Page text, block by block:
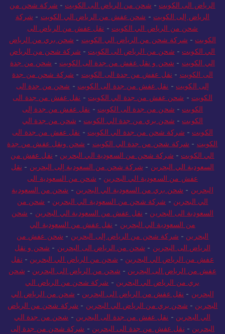
الرياض الى الكويت - شحن من الرياض الى الكويت - شركة شحن من
الرياض إلى الكويت - شحن عفش من الرياض الي الكويت - شركة
شحن من الرياض الي الكويت - نقل عفش من الرياض الى
الكويت - شركة شحن من الرياض الي الكويت - شحن بري من الرياض
الي الكويت - شحن من الرياض الى الكويت - شركة شحن من الرياض
الي الكويت - شحن و نقل عفش من جدة الى الكويت - شحن من جدة
الى الكويت - نقل عفش من جدة الى الكويت - شركة شحن من جدة
إلى الكويت - نقل عفش من جدة الى الكويت - شحن من جدة الى
الكويت - شحن عفش من جدة الي الكويت - نقل عفش من جدة الى
الكويت - شحن من جدة الى الكويت - نقل عفش من جدة إلى
الكويت - شحن بري من جدة الي الكويت - شحن من جدة الي
الكويت - شركة شحن من جدة الي الكويت - نقل عفش من جدة الى
الكويت - شركة شحن من جدة الي الكويت - شحن ونقل عفش من جدة
الي الكويت - شركة شحن من السعودية الي البحرين - نقل عفش من
السعودية الي البحرين - شركة شحن من السعودية إلى البحرين - نقل
عفش من السعودية الي البحرين - شحن من السعودية الى
البحرين - شحن بري من السعودية الي البحرين - شحن من السعودية
الي البحرين - شركة شحن من السعودية الي البحرين - شحن من
السعودية الى البحرين - نقل عفش من السعودية الي البحرين - شحن
من السعودية الي البحرين - نقل عفش من السعودية الي
البحرين - شركة شحن من الرياض إلى البحرين - شحن عفش من
الرياض الى البحرين - شحن من الرياض الى البحرين - شحن و نقل
عفش من الرياض الي البحرين - شحن من الرياض الي البحرين - نقل
عفش من الرياض الى البحرين - شحن من الرياض الى البحرين - شحن
بري من الرياض الي البحرين - شركة شحن من الرياض الي
البحرين - نقل عفش من الرياض الى البحرين - شحن من الرياض الي
البحرين - شحن بري من الرياض الي البحرين - شركة شحن من الرياض
الي البحرين - نقل عفش من جدة الى البحرين - شحن من جدة الي
البحرين - نقل عفش من جدة الى البحرين - شركة شحن من جدة إلى